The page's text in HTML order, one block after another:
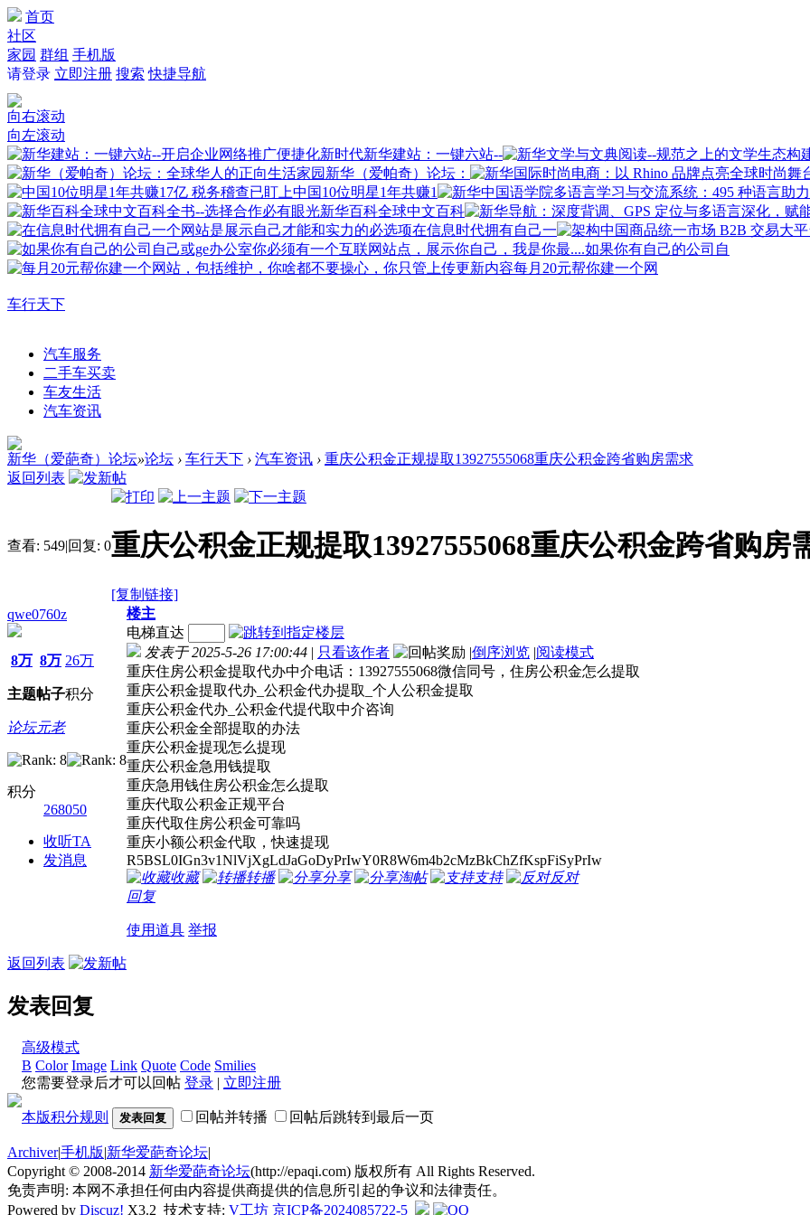
首页
社区
家园 群组 手机版
请登录 立即注册 搜索 快捷导航
向右滚动
向左滚动
新华建站：一键六站--
新华（爱帕奇）论坛：
中国10位明星1年共赚1
新华百科全球中文百科
在信息时代拥有自己一
如果你有自己的公司自
每月20元帮你建一个网
车行天下
汽车服务
二手车买卖
车友生活
汽车资讯
新华（爱葩奇）论坛»论坛 › 车行天下 › 汽车资讯 › 重庆公积金正规提取13927555068重庆公积金跨省购房需求
返回列表
查看: 549|回复: 0重庆公积金正规提取13927555068重庆公积金跨省购房
[复制链接]
qwe0760z
8万
主题
8万
帖子
26万
积分
论坛元老
积分
268050
收听TA
发消息
楼主
电梯直达
发表于 2025-5-26 17:00:44 | 只看该作者 |倒序浏览 |阅读模式
重庆住房公积金提取代办中介电话：13927555068微信同号，住房公积金怎么提取
重庆公积金提取代办_公积金代办提取_个人公积金提取
重庆公积金代办_公积金代提代取中介咨询
重庆公积金全部提取的办法
重庆公积金提现怎么提现
重庆公积金急用钱提取
重庆急用钱住房公积金怎么提取
重庆代取公积金正规平台
重庆代取住房公积金可靠吗
重庆小额公积金代取，快速提现
R5BSL0IGn3v1NlVjXgLdJaGoDyPrIwY0R8W6m4b2cMzBkChZfKspFiSyPrIw
收藏
转播 分享 淘帖 支持
反对
回复
使用道具 举报
返回列表
发表回复
高级模式
B Color Image Link Quote Code Smilies
您需要登录后才可以回帖 登录 | 立即注册
本版积分规则 发表回复 回帖并转播 回帖后跳转到最后一页
Archiver|手机版|新华爱葩奇论坛|
Copyright © 2008-2014 新华爱葩奇论坛(http://epaqi.com) 版权所有 All Rights Reserved.
免责声明: 本网不承担任何由内容提供商提供的信息所引起的争议和法律责任。
Powered by Discuz! X3.2 技术支持: V工坊 京ICP备2024085722-5